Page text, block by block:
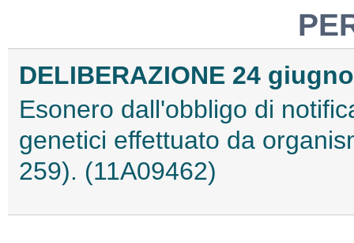
DELIBERAZIONE 24
Esonero dall'obbligo di
genetici effettuato da
259). (11A09462)